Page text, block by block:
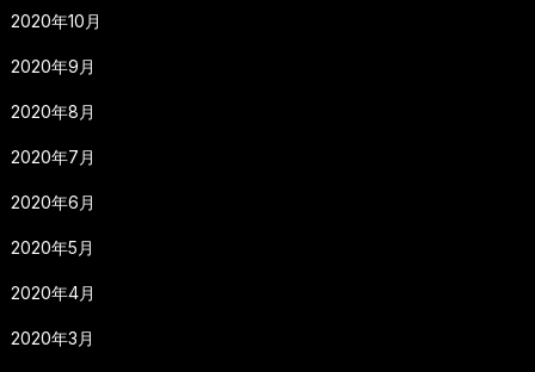
2020年10月
2020年9月
2020年8月
2020年7月
2020年6月
2020年5月
2020年4月
2020年3月